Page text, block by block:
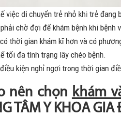
việc di chuyển trẻ nhỏ khi trẻ đang
chờ đợi để khám bệnh khi bệnh
thời gian khám kĩ hơn và có
tối đa tình trạng lây chéo bệnh.
kiện nghỉ ngơi trong thời gian
nên chọn khám
TÂM Y KHOA